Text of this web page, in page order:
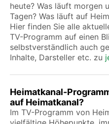
heute? Was läuft morgen
Tagen? Was läuft auf
Hier finden Sie alle
TV-Programm auf einen
selbstverständlich auch
Inhalte, Darsteller etc. zu
Heimatkanal-
auf Heimatkanal?
Im TV-Programm von